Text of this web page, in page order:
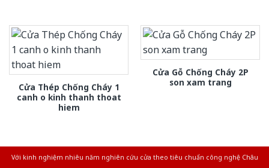
Cửa Thép Chống Cháy 1
canh o kinh thanh thoat
hiem
Cửa Gỗ Chống Cháy 2P
son xam trang
Với kinh nghiệm nhiêu năm nghiên cứu cửa theo tiêu chuẩn công nghệ Châu